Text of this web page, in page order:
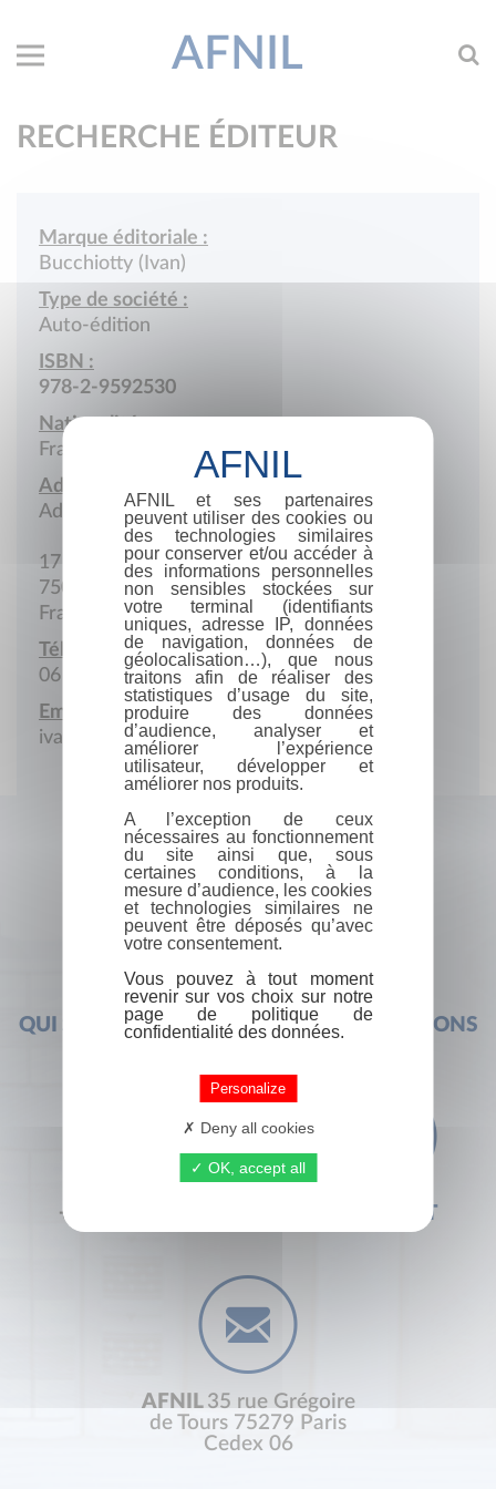
AFNIL
RECHERCHE ÉDITEUR
Marque éditoriale :
Bucchiotty (Ivan)
Type de société :
Auto-édition
ISBN :
978-2-9592530
Nationalité :
France
Adresse :
Adresse postale
17 Rue de Javel
75015 Paris
France
Téléphone portable :
06 11 87 15 18
Email :
ivan.buc@gmail.com
QUI SOMMES-NOUS ? FOIRE AUX QUESTIONS
+33 (0) 1 44 41 29 19 CONTACT
AFNIL 35 rue Grégoire
de Tours 75279 Paris
Cedex 06
AFNIL et ses partenaires
peuvent utiliser des cookies ou
des technologies similaires
pour conserver et/ou accéder à
des informations personnelles
non sensibles stockées sur
votre terminal (identifiants
uniques, adresse IP, données
de navigation, données de
géolocalisation…), que nous
traitons afin de réaliser des
statistiques d’usage du site,
produire des données
d’audience, analyser et
améliorer l’expérience
utilisateur, développer et
améliorer nos produits.
A l’exception de ceux
nécessaires au fonctionnement
du site ainsi que, sous
certaines conditions, à la
mesure d’audience, les cookies
et technologies similaires ne
peuvent être déposés qu’avec
votre consentement.
Vous pouvez à tout moment
revenir sur vos choix sur notre
page de politique de
confidentialité des données.
Personalize
Deny all cookies
OK, accept all